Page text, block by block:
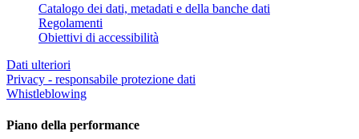
Catalogo dei dati, metadati e della banche dati
Regolamenti
Obiettivi di accessibilità
Dati ulteriori
Privacy - responsabile protezione dati
Whistleblowing
Piano della performance